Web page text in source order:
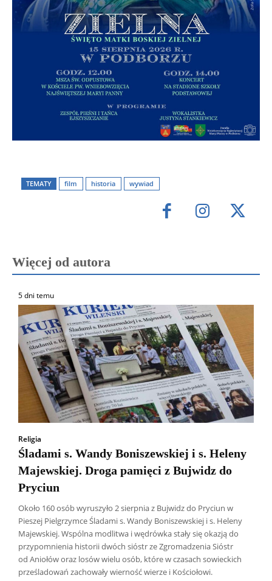
TEMATY film historia wywiad
Więcej od autora
5 dni temu
Religia
Śladami s. Wandy Boniszewskiej i s. Heleny
Majewskiej. Droga pamięci z Bujwidz do
Pryciun
Około 160 osób wyruszyło 2 sierpnia z Bujwidz do Pryciun w
Pieszej Pielgrzymce Śladami s. Wandy Boniszewskiej i s. Heleny
Majewskiej. Wspólna modlitwa i wędrówka stały się okazją do
przypomnienia historii dwóch sióstr ze Zgromadzenia Sióstr
od Aniołów oraz losów wielu osób, które w czasach sowieckich
prześladowań zachowały wierność wierze i Kościołowi.